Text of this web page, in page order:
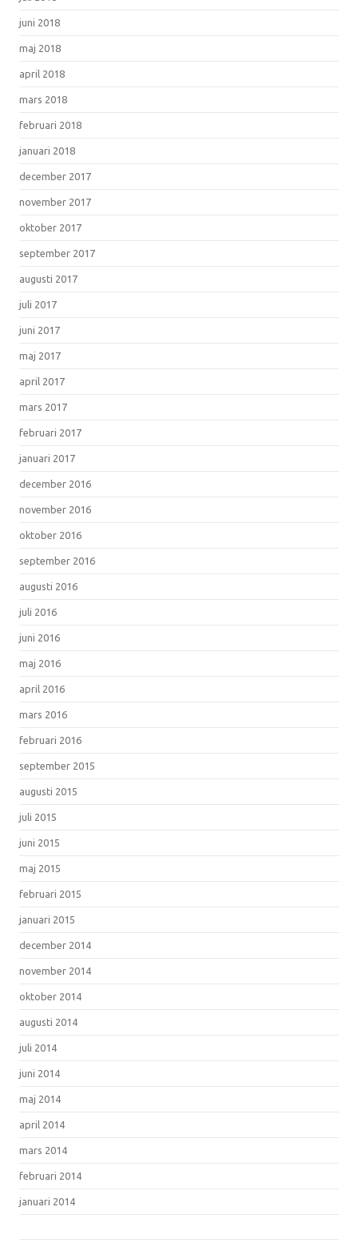
juni 2018
maj 2018
april 2018
mars 2018
februari 2018
januari 2018
december 2017
november 2017
oktober 2017
september 2017
augusti 2017
juli 2017
juni 2017
maj 2017
april 2017
mars 2017
februari 2017
januari 2017
december 2016
november 2016
oktober 2016
september 2016
augusti 2016
juli 2016
juni 2016
maj 2016
april 2016
mars 2016
februari 2016
september 2015
augusti 2015
juli 2015
juni 2015
maj 2015
februari 2015
januari 2015
december 2014
november 2014
oktober 2014
augusti 2014
juli 2014
juni 2014
maj 2014
april 2014
mars 2014
februari 2014
januari 2014